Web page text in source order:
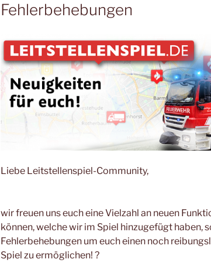
Fehlerbehebungen
Liebe Leitstellenspiel-Community,
wir freuen uns euch eine Vielzahl an neuen
können, welche wir im Spiel hinzugefügt haben,
Fehlerbehebungen um euch einen noch
Spiel zu ermöglichen! ?